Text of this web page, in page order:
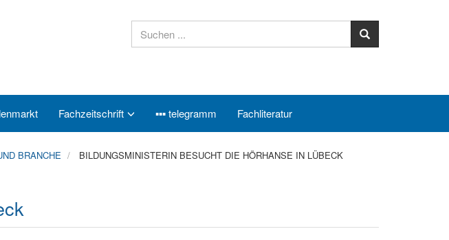
Fachzeitschrift ▪▪▪ telegramm Fachliteratur
BRANCHE BILDUNGSMINISTERIN BESUCHT DIE HÖRHANSE IN LÜBECK